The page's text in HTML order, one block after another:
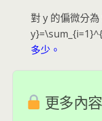
對 y 的偏微分
多少。
更多內